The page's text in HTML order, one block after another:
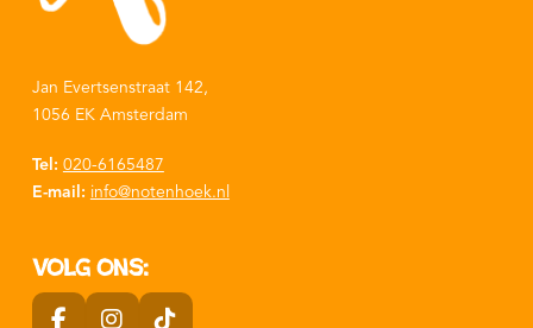
Jan Evertsenstraat 142,
1056 EK Amsterdam
Tel: 020-6165487
E-mail: info@notenhoek.nl
Volg ons: